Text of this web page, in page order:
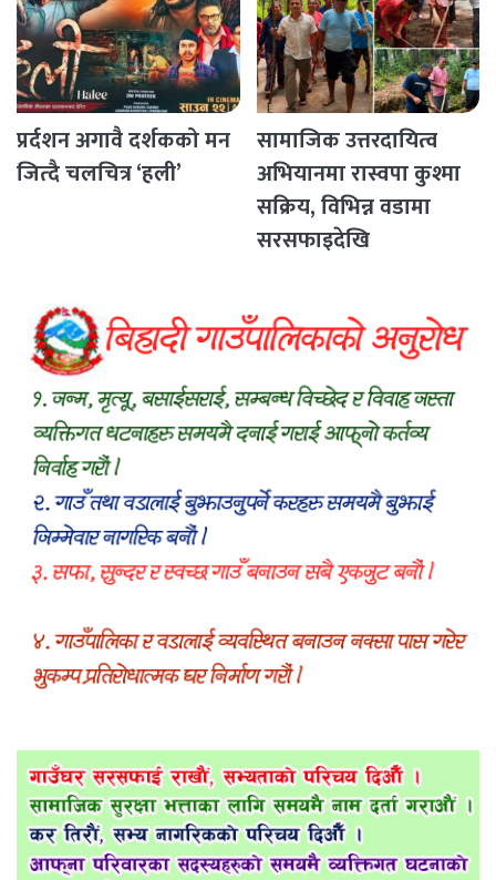
प्रर्दशन अगावै दर्शकको मन
जित्दै चलचित्र ‘हली’
सामाजिक उत्तरदायित्व
अभियानमा रास्वपा कुश्मा
सक्रिय, विभिन्न वडामा
सरसफाइदेखि